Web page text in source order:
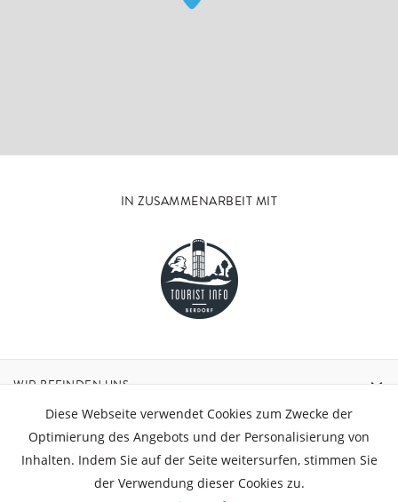
IN ZUSAMMENARBEIT MIT
WIR BEFINDEN UNS
KONTAKT
ÖFFNUNGSZEITEN
Diese Webseite verwendet Cookies zum Zwecke der
Optimierung des Angebots und der Personalisierung von
Inhalten. Indem Sie auf der Seite weitersurfen, stimmen Sie
der Verwendung dieser Cookies zu.